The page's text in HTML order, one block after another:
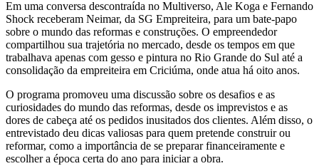
Em uma conversa descontraída no Multiverso, Ale Koga e Fernando
Shock receberam Neimar, da SG Empreiteira, para um bate-papo
sobre o mundo das reformas e construções. O empreendedor
compartilhou sua trajetória no mercado, desde os tempos em que
trabalhava apenas com gesso e pintura no Rio Grande do Sul até a
consolidação da empreiteira em Criciúma, onde atua há oito anos.
O programa promoveu uma discussão sobre os desafios e as
curiosidades do mundo das reformas, desde os imprevistos e as
dores de cabeça até os pedidos inusitados dos clientes. Além disso, o
entrevistado deu dicas valiosas para quem pretende construir ou
reformar, como a importância de se preparar financeiramente e
escolher a época certa do ano para iniciar a obra.